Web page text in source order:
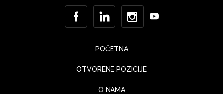
POČETNA
OTVORENE POZICIJE
O NAMA